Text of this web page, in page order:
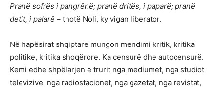
Pranë sofrës i pangrënë; pranë dritës, i paparë; pranë
detit, i palarë – thotë Noli, ky vigan liberator.
Në hapësirat shqiptare mungon mendimi kritik, kritika
politike, kritika shoqërore. Ka censurë dhe autocensurë.
Kemi edhe shpëlarjen e trurit nga mediumet, nga studiot
televizive, nga radiostacionet, nga gazetat, nga revistat,